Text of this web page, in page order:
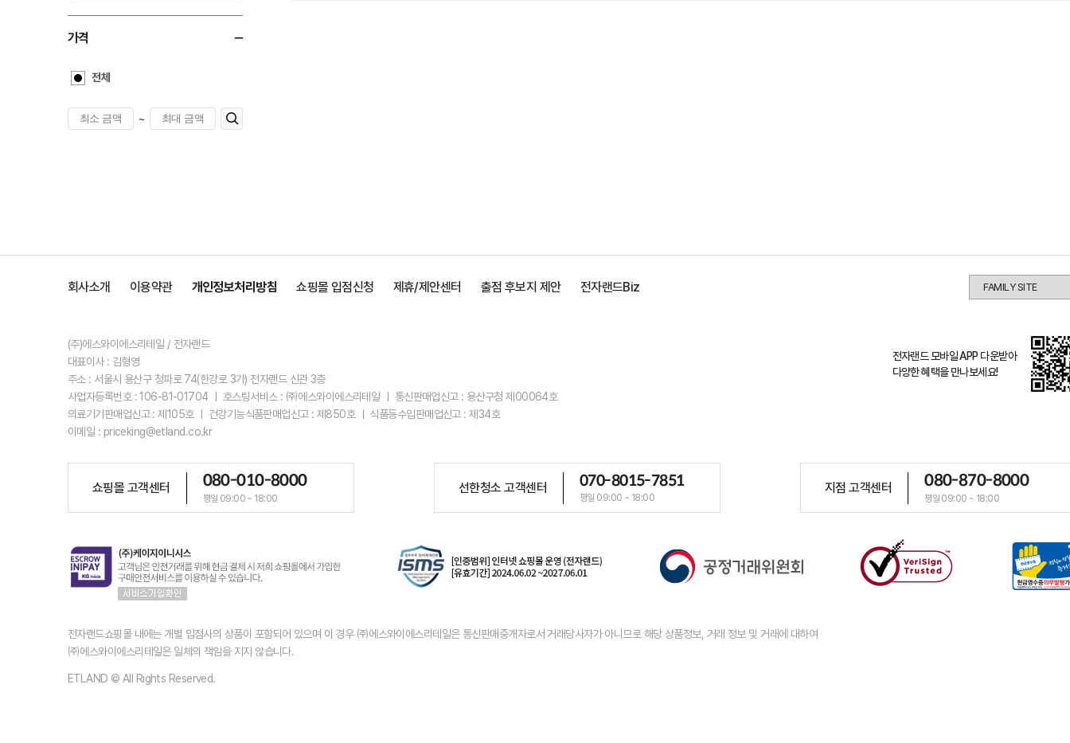
가격
전체
~
회사소개 이용약관 개인정보처리방침 쇼핑몰 입점신청 제휴/제안센터 출점 후보지 제안 전자랜드Biz
(주)에스와이에스리테일 / 전자랜드
대표이사 : 김형영
주소 : 서울시 용산구 청파로 74(한강로 3가) 전자랜드 신관 3층
사업자등록번호 : 106-81-01704 ㅣ 호스팅서비스 : ㈜에스와이에스리테일 ㅣ 통신판매업신고 : 용산구청 제00064호
의료기기판매업신고 : 제105호 ㅣ 건강기능식품판매업신고 : 제850호 ㅣ 식품등수입판매업신고 : 제34호
이메일 : priceking@etland.co.kr
전자랜드 모바일 APP 다운받아
다양한 혜택을 만나보세요!
쇼핑몰 고객센터 080-010-8000
평일 09:00 ~ 18:00
선한청소 고객센터 070-8015-7851
평일 09:00 ~ 18:00
지점 고객센터 080-870-8000
평일 09:00 ~ 18:00
전자랜드쇼핑몰 내에는 개별 입점사의 상품이 포함되어 있으며 이 경우 ㈜에스와이에스리테일은 통신판매중개자로서 거래당사자가 아니므로 해당 상품정보, 거래 정보 및 거래에 대하여
㈜에스와이에스리테일은 일체의 책임을 지지 않습니다.
ETLAND © All Rights Reserved.